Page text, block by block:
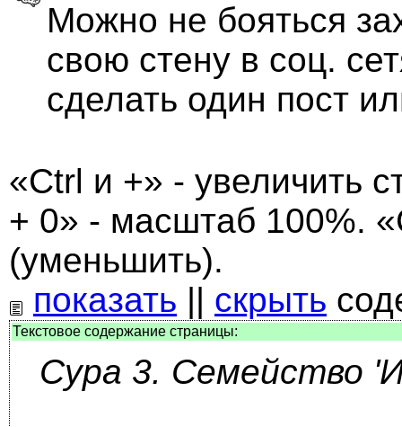
Можно не бояться
свою стену в соц.
сделать один пост
«Ctrl и +» - увеличить
+ 0» - масштаб 100%.
(уменьшить).
показать || скрыть
Текстовое содержание страницы:
Сура 3. Семейство